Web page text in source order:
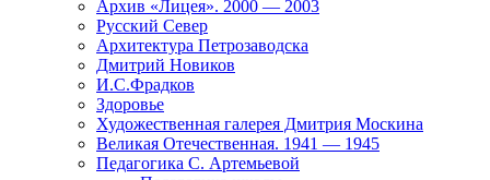
Архив «Лицея». 2000 — 2003
Русский Север
Архитектура Петрозаводска
Дмитрий Новиков
И.С.Фрадков
Здоровье
Художественная галерея Дмитрия Москина
Великая Отечественная. 1941 — 1945
Педагогика С. Артемьевой